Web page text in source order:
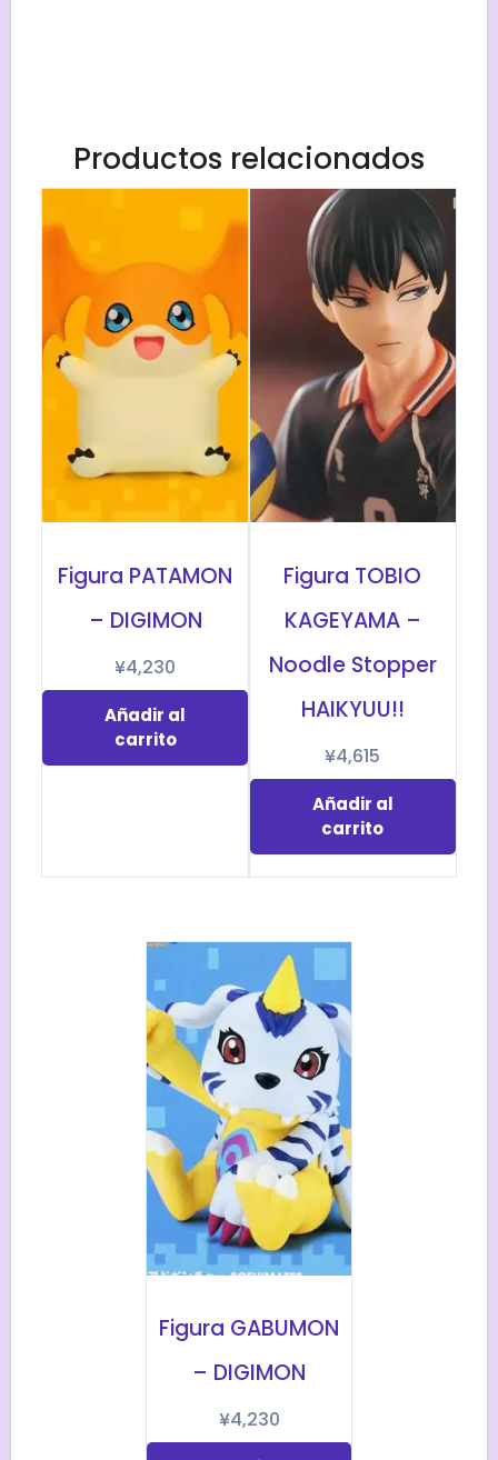
Productos relacionados
Figura PATAMON
– DIGIMON
¥4,230
Añadir al
carrito
Figura TOBIO
KAGEYAMA –
Noodle Stopper
HAIKYUU!!
¥4,615
Añadir al
carrito
Figura GABUMON
– DIGIMON
¥4,230